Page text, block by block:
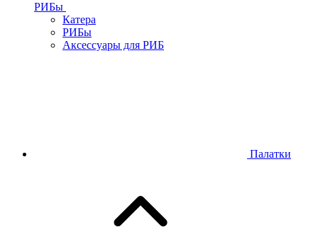
РИБы
Катера
РИБы
Аксессуары для РИБ
Палатки